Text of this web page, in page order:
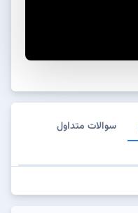
سوالات متداول